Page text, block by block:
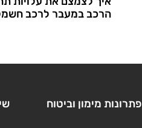
הרכב במעבר לרכב
פתרונות מימון וביטוח